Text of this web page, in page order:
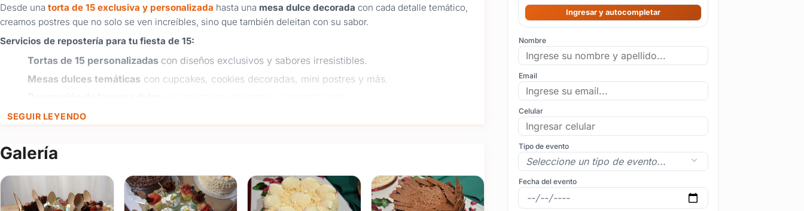
Desde una torta de 15 exclusiva y personalizada hasta una mesa dulce decorada con cada detalle temático,
creamos postres que no solo se ven increíbles, sino que también deleitan con su sabor.
Servicios de repostería para tu fiesta de 15:
Tortas de 15 personalizadas con diseños exclusivos y sabores irresistibles.
Mesas dulces temáticas con cupcakes, cookies decoradas, mini postres y más.
Ambientación y organización integral
Nos encargamos de que tu
servicio completo que incluye desde la ambientación hasta la coordinación del evento.
Trabajamos enMontevideo, Canelones, Maldonado y San José, llevando nuestra repostería y planificación a los
SEGUIR LEYENDO
Galería
Ingresar y autocompletar
Nombre
Email
Celular
Tipo de evento
Fecha del evento